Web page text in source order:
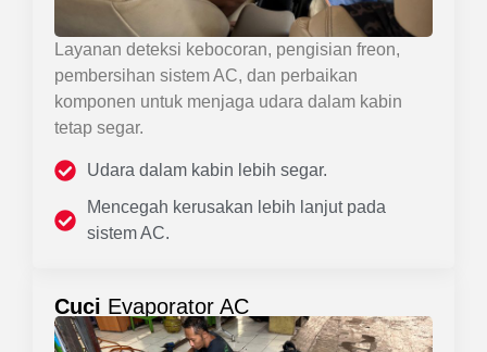
Layanan deteksi kebocoran, pengisian freon,
pembersihan sistem AC, dan perbaikan
komponen untuk menjaga udara dalam kabin
tetap segar.
Udara dalam kabin lebih segar.
Mencegah kerusakan lebih lanjut pada
sistem AC.
Cuci Evaporator AC